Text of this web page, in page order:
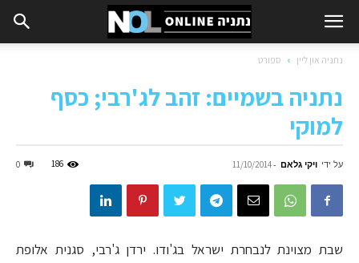
נתניה און ליין ספורט
נתניה בשמיים: זהב לג'רבי; כסף
למוקי
על ידי ויקי גלאם -
11/10/2014
0 186
שבת מצוינת לנבחרת ישראל בג'ודו. ירדן ג'רבי, סגנית אלופת